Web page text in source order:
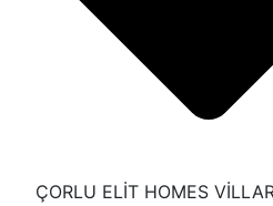
ÇORLU ELİT HOMES